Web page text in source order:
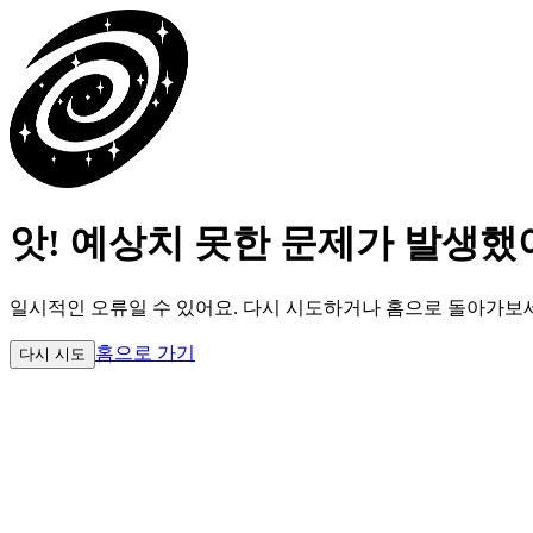
앗! 예상치 못한 문제가 발생했
일시적인 오류일 수 있어요. 다시 시도하거나 홈으로 돌아가보
다시 시도 홈으로 가기